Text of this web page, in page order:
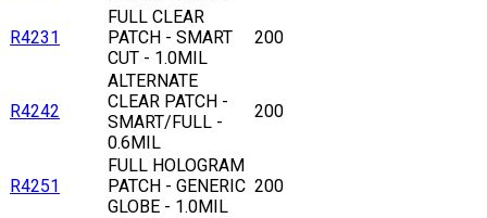
R4231
FULL CLEAR
PATCH - SMART
CUT - 1.0MIL
200
R4242
ALTERNATE
CLEAR PATCH -
SMART/FULL -
0.6MIL
200
R4251
FULL HOLOGRAM
PATCH - GENERIC
GLOBE - 1.0MIL
200